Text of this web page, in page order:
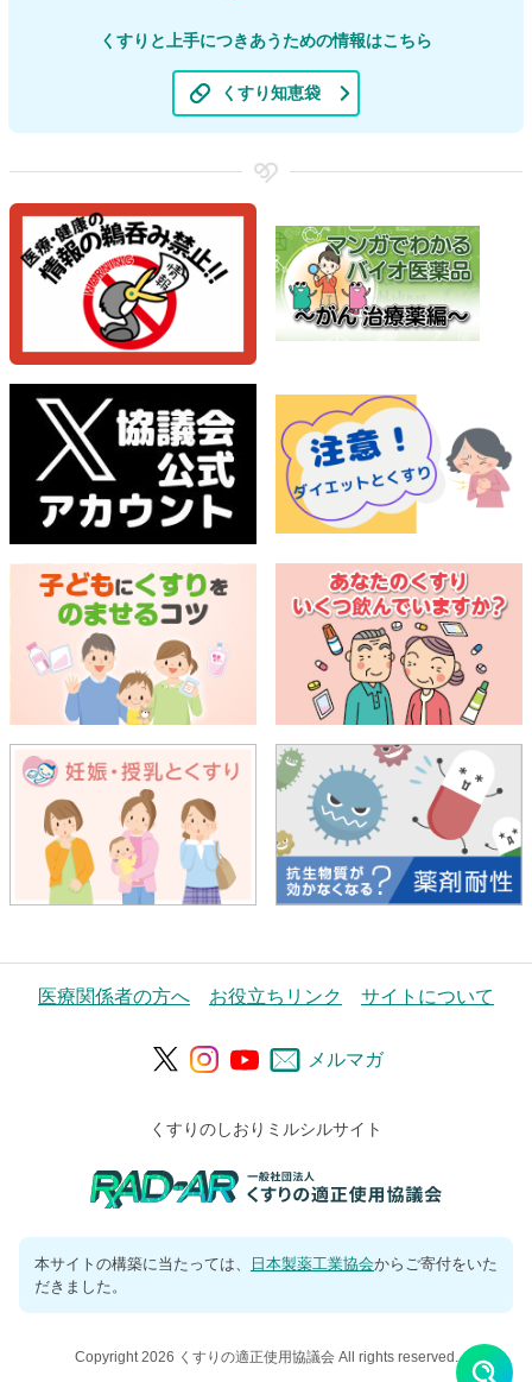
くすりと上手につきあうための情報はこちら
くすり知恵袋
医療関係者の方へ お役立ちリンク サイトについて
メルマガ
くすりのしおりミルシルサイト
本サイトの構築に当たっては、 日本製薬工業協会からご寄付をいた
だきました。
Copyright 2026 くすりの適正使用協議会 All rights reserved.